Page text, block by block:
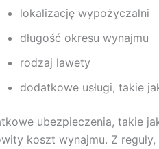
lokalizację wypożyczalni
długość okresu wynajmu
rodzaj lawety
dodatkowe usługi, takie
ubezpieczenia, takie
koszt wynajmu. Z